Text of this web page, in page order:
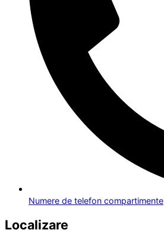
Numere de telefon compartimente
Localizare